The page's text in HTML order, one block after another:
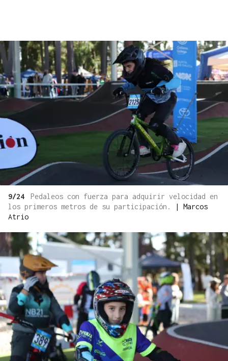
9/24
Pedaleos con fuerza para adquirir velocidad en
los primeros metros de su participación.
| Marcos
Atrio